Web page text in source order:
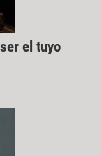
el tuyo